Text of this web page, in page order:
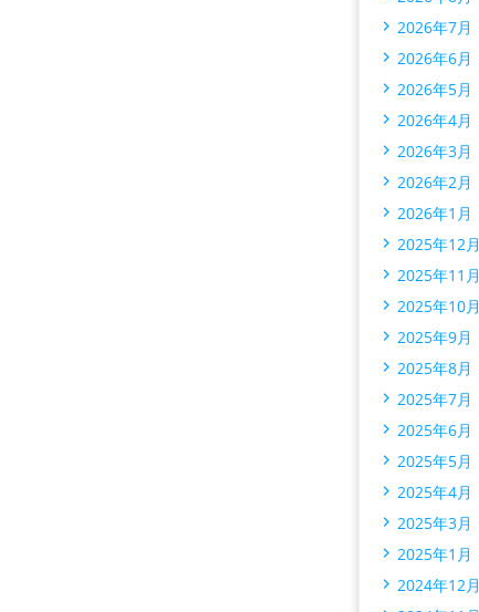
2026年7月
2026年6月
2026年5月
2026年4月
2026年3月
2026年2月
2026年1月
2025年12月
2025年11月
2025年10月
2025年9月
2025年8月
2025年7月
2025年6月
2025年5月
2025年4月
2025年3月
2025年1月
2024年12月